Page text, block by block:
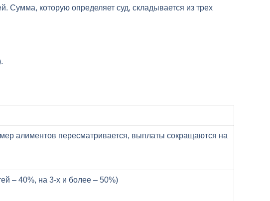
Сумма, которую определяет суд, складывается из трех
алиментов пересматривается, выплаты сокращаются на
– 40%, на 3-х и более – 50%)